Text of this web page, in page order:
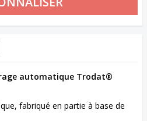
automatique Trodat®
fabriqué en partie à base de